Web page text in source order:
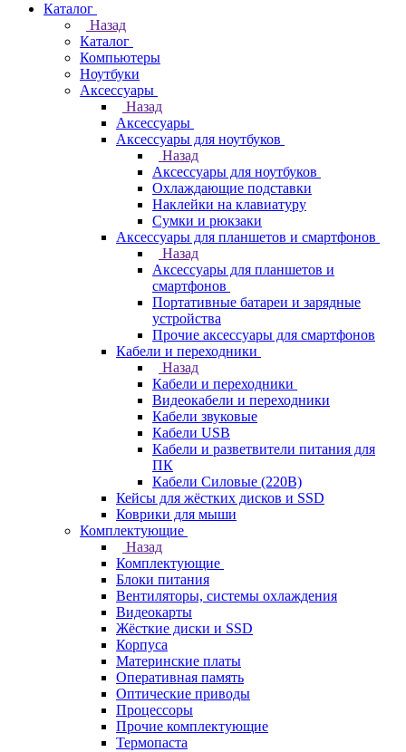
Каталог
Назад
Каталог
Компьютеры
Ноутбуки
Аксессуары
Назад
Аксессуары
Аксессуары для ноутбуков
Назад
Аксессуары для ноутбуков
Охлаждающие подставки
Наклейки на клавиатуру
Сумки и рюкзаки
Аксессуары для планшетов и смартфонов
Назад
Аксессуары для планшетов и
смартфонов
Портативные батареи и зарядные
устройства
Прочие аксессуары для смартфонов
Кабели и переходники
Назад
Кабели и переходники
Видеокабели и переходники
Кабели звуковые
Кабели USB
Кабели и разветвители питания для
ПК
Кабели Силовые (220В)
Кейсы для жёстких дисков и SSD
Коврики для мыши
Комплектующие
Назад
Комплектующие
Блоки питания
Вентиляторы, системы охлаждения
Видеокарты
Жёсткие диски и SSD
Корпуса
Материнские платы
Оперативная память
Оптические приводы
Процессоры
Прочие комплектующие
Термопаста